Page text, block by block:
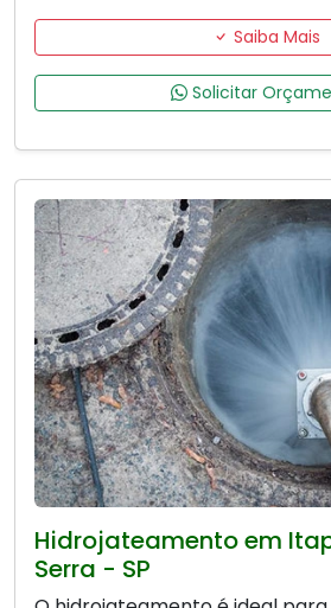
Saiba Mais
Solicitar
Hidrojateamento em
Serra - SP